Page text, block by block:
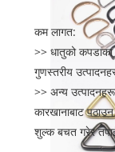
कम लागत:
>> धातुको कपडाका
गुणस्तरीय
>> अन्य
कारखानाबाट
शुल्क बचत गरेर